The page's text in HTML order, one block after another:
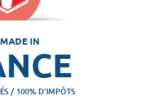
IN
/ 100% D'IMPÔTS